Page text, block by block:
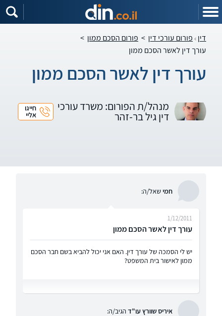
דין פורום עורכי דין > פורום הסכם ממון >
עורך דין לאשר הסכם ממון
עורך דין לאשר הסכם ממון
מנהל/ת הפורום: משרד עורכי
דין גיל בר-זהר
חייגו
אליי
חמישאל/ה:
עורך דין לאשר הסכם ממון
1/12/2011
יש לי הסמכה של עורך דין. האם אני יכול להביא בשם חבר הסכם
ממון לאישור בית המשפט?
איריס שוורץ עו"ד הגיב/ה: